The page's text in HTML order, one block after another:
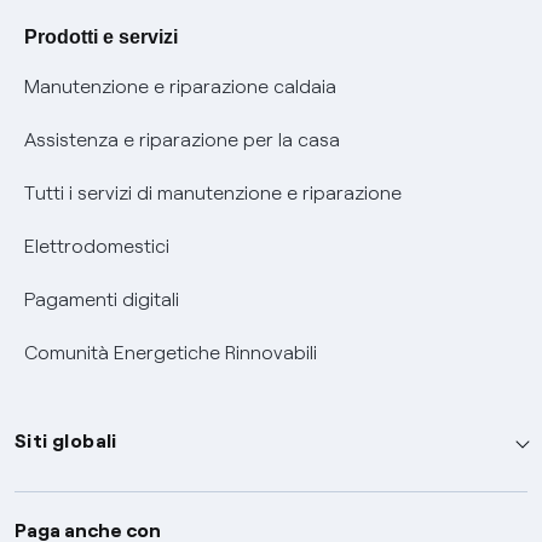
Agevolazione utenti con disabilità per offerte Fibra
Informativa RAEE
Prodotti e servizi
Manutenzione e riparazione caldaia
Assistenza e riparazione per la casa
Tutti i servizi di manutenzione e riparazione
Elettrodomestici
Pagamenti digitali
Comunità Energetiche Rinnovabili
Siti globali
Enel Group
Paga anche con